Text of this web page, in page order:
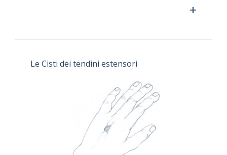
+
Le Cisti dei tendini estensori